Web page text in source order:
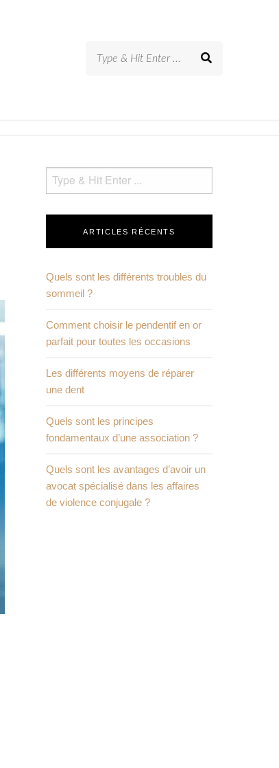
ARTICLES RÉCENTS
Quels sont les différents troubles du
sommeil ?
Comment choisir le pendentif en or
parfait pour toutes les occasions
Les différents moyens de réparer
une dent
Quels sont les principes
fondamentaux d’une association ?
Quels sont les avantages d’avoir un
avocat spécialisé dans les affaires
de violence conjugale ?